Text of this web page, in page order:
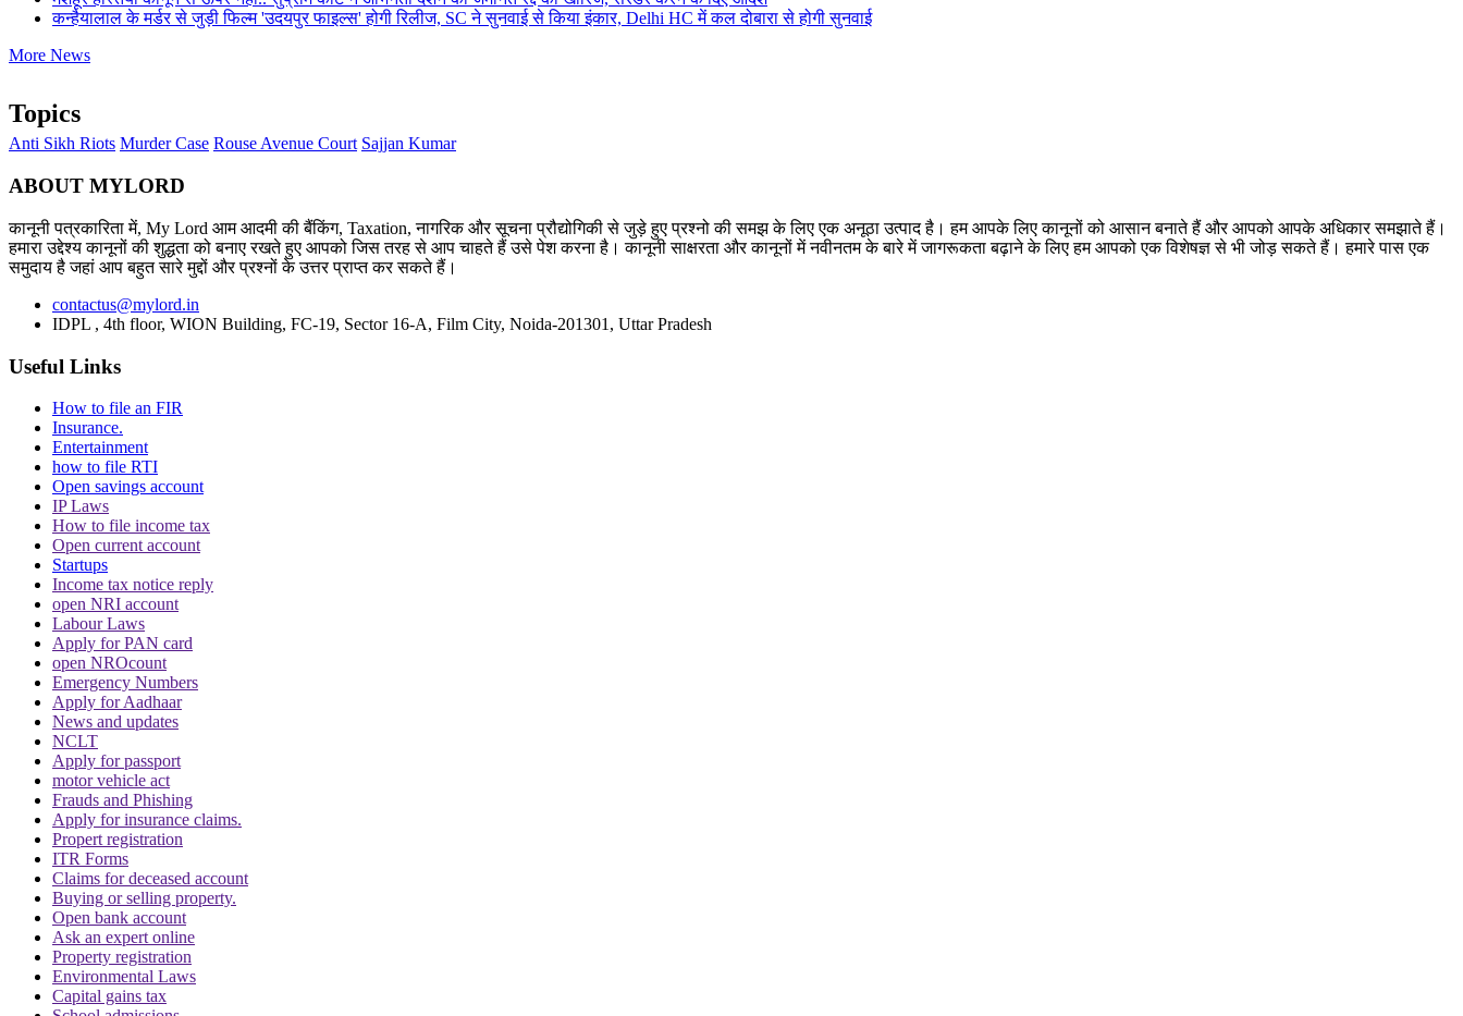
कन्हैयालाल के मर्डर से जुड़ी फिल्म 'उदयपुर फाइल्स' होगी रिलीज, SC ने सुनवाई से किया इंकार, Delhi HC में कल दोबारा से होगी सुनवाई
More News
Topics
Anti Sikh Riots Murder Case Rouse Avenue Court Sajjan Kumar
ABOUT MYLORD
कानूनी पत्रकारिता में, My Lord आम आदमी की बैंकिंग, Taxation, नागरिक और सूचना प्रौद्योगिकी से जुड़े हुए प्रश्नो की समझ के लिए एक अनूठा उत्पाद है। हम आपके लिए कानूनों को आसान बनाते हैं और आपको आपके अधिकार समझाते हैं।
हमारा उद्देश्य कानूनों की शुद्धता को बनाए रखते हुए आपको जिस तरह से आप चाहते हैं उसे पेश करना है। कानूनी साक्षरता और कानूनों में नवीनतम के बारे में जागरूकता बढ़ाने के लिए हम आपको एक विशेषज्ञ से भी जोड़ सकते हैं। हमारे पास एक
समुदाय है जहां आप बहुत सारे मुद्दों और प्रश्नों के उत्तर प्राप्त कर सकते हैं।
contactus@mylord.in
IDPL , 4th floor, WION Building, FC-19, Sector 16-A, Film City, Noida-201301, Uttar Pradesh
Useful Links
How to file an FIR
Insurance.
Entertainment
how to file RTI
Open savings account
IP Laws
How to file income tax
Open current account
Startups
Income tax notice reply
open NRI account
Labour Laws
Apply for PAN card
open NROcount
Emergency Numbers
Apply for Aadhaar
News and updates
NCLT
Apply for passport
motor vehicle act
Frauds and Phishing
Apply for insurance claims.
Propert registration
ITR Forms
Claims for deceased account
Buying or selling property.
Open bank account
Ask an expert online
Property registration
Environmental Laws
Capital gains tax